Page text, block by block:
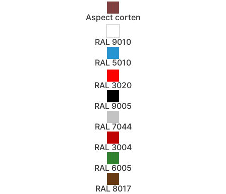
Aspect corten
RAL 9010
RAL 5010
RAL 3020
RAL 9005
RAL 7044
RAL 3004
RAL 6005
RAL 8017